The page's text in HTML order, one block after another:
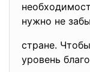
нужно не
стране.
уровень